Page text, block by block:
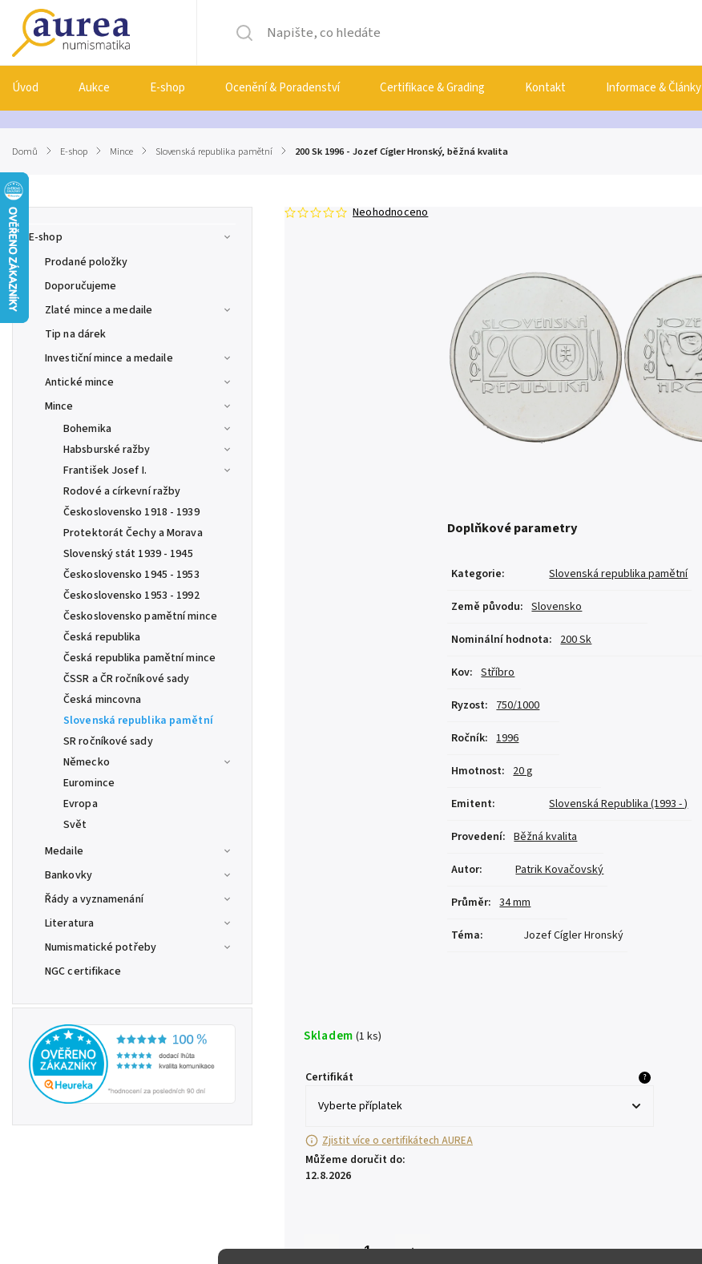
Úvod Aukce E-shop Ocenění & Poradenství Certifikace & Grading Kontakt Informace & Články
Domů / E-shop / Mince / Slovenská republika pamětní / 200 Sk 1996 - Jozef Cígler Hronský, běžná kvalita
E-shop
Prodané položky
Doporučujeme
Zlaté mince a medaile
Tip na dárek
Investiční mince a medaile
Antické mince
Mince
Bohemika
Habsburské ražby
František Josef I.
Rodové a církevní ražby
Československo 1918 - 1939
Protektorát Čechy a Morava
Slovenský stát 1939 - 1945
Československo 1945 - 1953
Československo 1953 - 1992
Československo pamětní mince
Česká republika
Česká republika pamětní mince
ČSSR a ČR ročníkové sady
Česká mincovna
Slovenská republika pamětní
SR ročníkové sady
Německo
Euromince
Evropa
Svět
Medaile
Bankovky
Řády a vyznamenání
Literatura
Numismatické potřeby
NGC certifikace
Neohodnoceno
Doplňkové parametry
Kategorie: Slovenská republika pamětní
Země původu: Slovensko
Nominální hodnota: 200 Sk
Kov: Stříbro
Ryzost: 750/1000
Ročník: 1996
Hmotnost: 20 g
Emitent: Slovenská Republika (1993 - )
Provedení: Běžná kvalita
Autor: Patrik Kovačovský
Průměr: 34 mm
Téma: Jozef Cígler Hronský
Skladem (1 ks)
Certifikát ?
Zjistit více o certifikátech AUREA
Můžeme doručit do:
12.8.2026